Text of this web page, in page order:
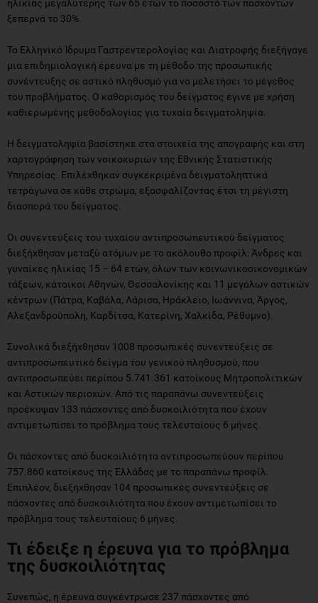
ηλικίας μεγαλύτερης των 65 ετών το ποσοστό των πασχόντων
ξεπερνά το 30%.
Το Ελληνικό Ίδρυμα Γαστρεντερολογίας και Διατροφής διεξήγαγε
μια επιδημιολογική έρευνα με τη μέθοδο της προσωπικής
συνέντευξης σε αστικό πληθυσμό για να μελετήσει το μέγεθος
του προβλήματος. Ο καθορισμός του δείγματος έγινε με χρήση
καθιερωμένης μεθοδολογίας για τυχαία δειγματοληψία.
Η δειγματοληψία βασίστηκε στα στοιχεία της απογραφής και στη
χαρτογράφηση των νοικοκυριών της Εθνικής Στατιστικής
Υπηρεσίας. Επιλέχθηκαν συγκεκριμένα δειγματοληπτικά
τετράγωνα σε κάθε στρώμα, εξασφαλίζοντας έτσι τη μέγιστη
διασπορά του δείγματος.
Οι συνεντεύξεις του τυχαίου αντιπροσωπευτικού δείγματος
διεξήχθησαν μεταξύ ατόμων με το ακόλουθο προφίλ: Άνδρες και
γυναίκες ηλικίας 15 – 64 ετών, όλων των κοινωνικοοικονομικών
τάξεων, κάτοικοι Αθηνών, Θεσσαλονίκης και 11 μεγάλων αστικών
κέντρων (Πάτρα, Καβάλα, Λάρισα, Ηράκλειο, Ιωάννινα, Άργος,
Αλεξανδρούπολη, Καρδίτσα, Κατερίνη, Χαλκίδα, Ρέθυμνο).
Συνολικά διεξήχθησαν 1008 προσωπικές συνεντεύξεις σε
αντιπροσωπευτικό δείγμα του γενικού πληθυσμού, που
αντιπροσωπεύει περίπου 5.741.361 κατοίκους Μητροπολιτικών
και Αστικών περιοχών. Από τις παραπάνω συνεντεύξεις
προέκυψαν 133 πάσχοντες από δυσκοιλιότητα που έχουν
αντιμετωπίσει το πρόβλημα τους τελευταίους 6 μήνες.
Οι πάσχοντες από δυσκοιλιότητα αντιπροσωπεύουν περίπου
757.860 κατοίκους της Ελλάδας με το παραπάνω προφίλ.
Επιπλέον, διεξήχθησαν 104 προσωπικές συνεντεύξεις σε
πάσχοντες από δυσκοιλιότητα που έχουν αντιμετωπίσει το
πρόβλημα τους τελευταίους 6 μήνες.
Τι έδειξε η έρευνα για το πρόβλημα
της δυσκοιλιότητας
Συνεπώς, η έρευνα συγκέντρωσε 237 πάσχοντες από